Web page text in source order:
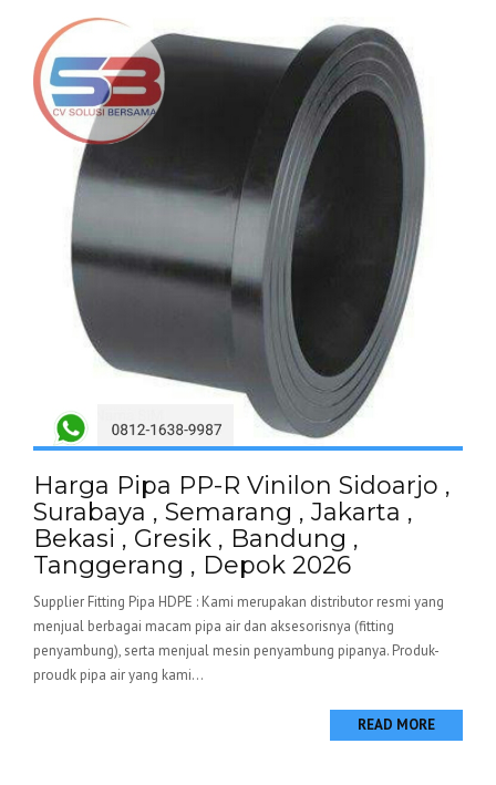
Harga Pipa PP-R Vinilon Sidoarjo ,
Surabaya , Semarang , Jakarta ,
Bekasi , Gresik , Bandung ,
Tanggerang , Depok 2026
Supplier Fitting Pipa HDPE : Kami merupakan distributor resmi yang
menjual berbagai macam pipa air dan aksesorisnya (fitting
penyambung), serta menjual mesin penyambung pipanya. Produk-
proudk pipa air yang kami...
READ MORE